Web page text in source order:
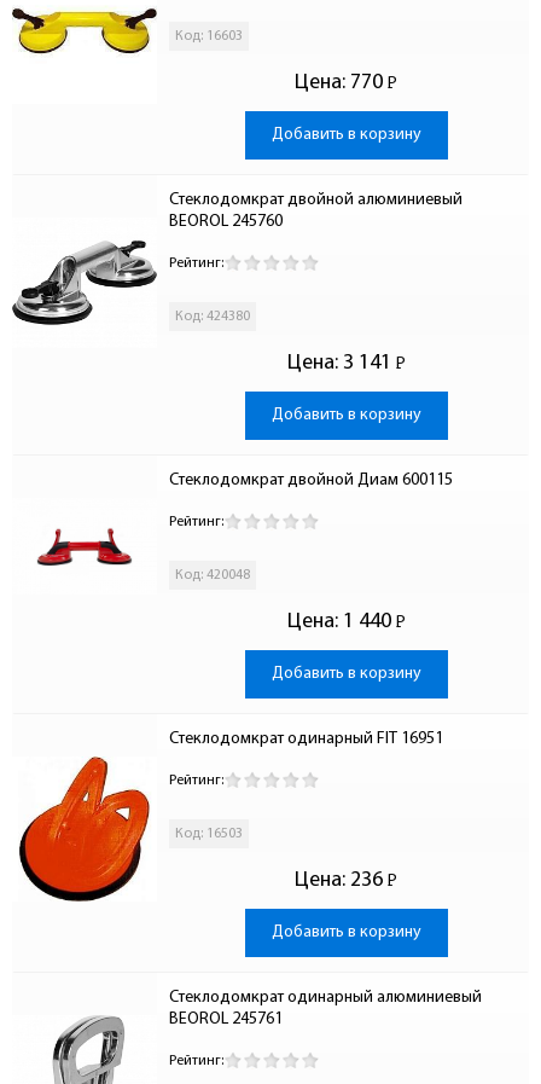
Код: 16603
Цена: 770 Р
-
Добавить в корзину
Стеклодомкрат двойной алюминиевый
BEOROL 245760
Рейтинг:
Код: 424380
Цена: 3 141 Р
-
Добавить в корзину
Стеклодомкрат двойной Диам 600115
Рейтинг:
Код: 420048
Цена: 1 440 Р
-
Добавить в корзину
Стеклодомкрат одинарный FIT 16951
Рейтинг:
Код: 16503
Цена: 236 Р
-
Добавить в корзину
Стеклодомкрат одинарный алюминиевый
BEOROL 245761
Рейтинг: